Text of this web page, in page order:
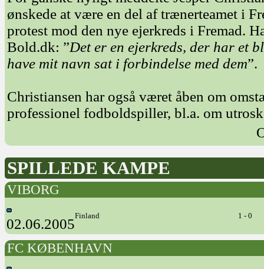
ønskede at være en del af trænerteamet i
protest mod den nye ejerkreds i Fremad.
Bold.dk: ”Det er en ejerkreds, der har et
have mit navn sat i forbindelse med dem”.
Christiansen har også været åben om
professionel fodboldspiller, bl.a. om
SPILLEDE KAMPE
VIBORG
02.06.2005
Finland 1 - 0
FC KØBENHAVN